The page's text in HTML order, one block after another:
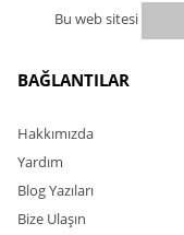
Bu web sitesi
BAĞLANTILAR
Hakkımızda
Yardım
Blog Yazıları
Bize Ulaşın